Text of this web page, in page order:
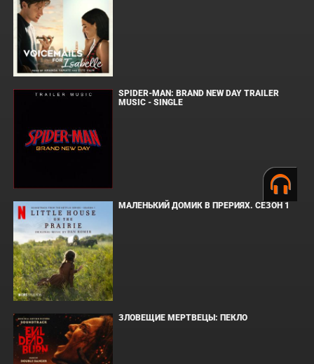
SPIDER-MAN: BRAND NEW DAY TRAILER
MUSIC - SINGLE
МАЛЕНЬКИЙ ДОМИК В ПРЕРИЯХ. СЕЗОН 1
ЗЛОВЕЩИЕ МЕРТВЕЦЫ: ПЕКЛО